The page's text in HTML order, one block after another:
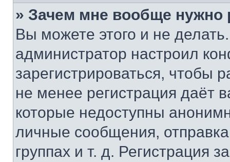
» Зачем мне вообще нужно
Вы можете этого и не
администратор настроил
зарегистрироваться, чтобы
не менее регистрация даёт
которые недоступны
личные сообщения,
группах и т. д. Регистрация